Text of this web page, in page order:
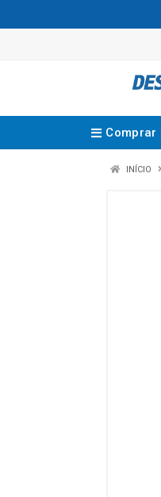
Comprar
INÍCIO